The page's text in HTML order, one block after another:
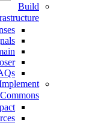
Build